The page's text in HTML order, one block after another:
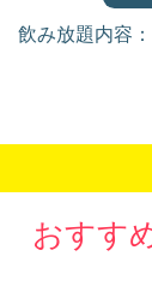
飲み放題内容
おすす